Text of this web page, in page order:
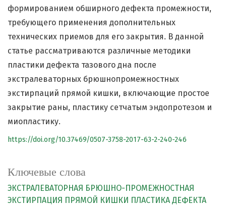
Ключевые слова
ЭКСТРАЛЕВАТОРНАЯ БРЮШНО-ПРОМЕЖНОСТНАЯ
ЭКСТИРПАЦИЯ ПРЯМОЙ КИШКИ ПЛАСТИКА ДЕФЕКТА
формированием обширного дефекта промежности,
требующего применения дополнительных
технических приемов для его закрытия. В данной
статье рассматриваются различные методики
пластики дефекта тазового дна после
экстралеваторных брюшнопромежностных
экстирпаций прямой кишки, включающие простое
закрытие раны, пластику сетчатым эндопротезом и
миопластику.
https://doi.org/10.37469/0507-3758-2017-63-2-240-246